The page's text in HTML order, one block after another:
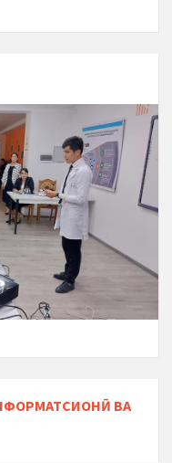
ВА